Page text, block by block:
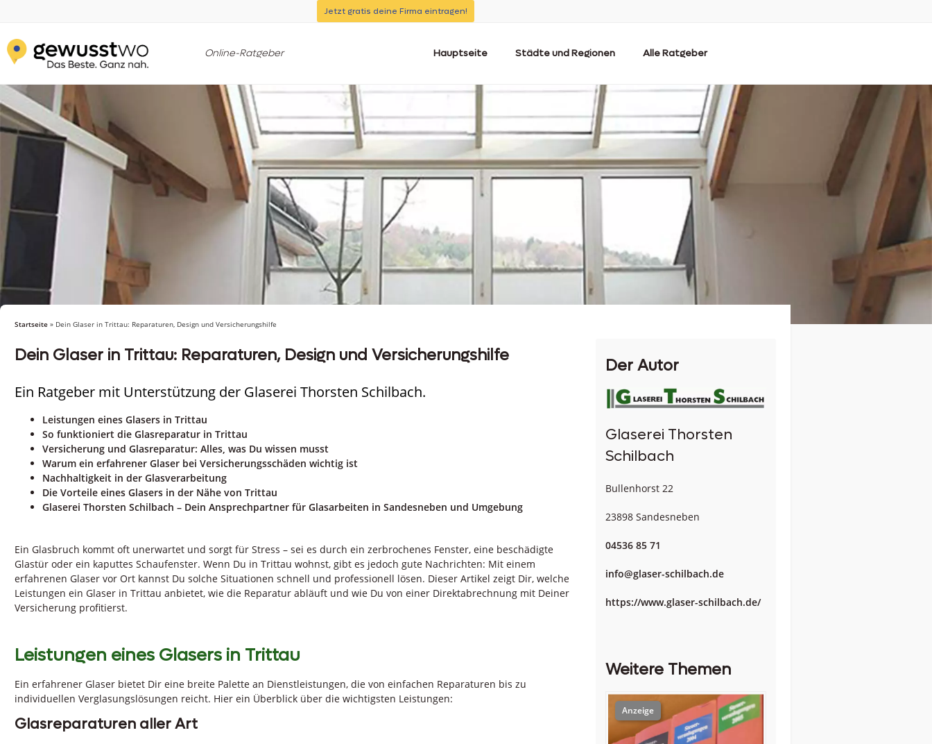
Jetzt gratis deine Firma eintragen!
Online-Ratgeber Hauptseite Städte und Regionen Alle Ratgeber
Startseite » Dein Glaser in Trittau: Reparaturen, Design und Versicherungshilfe
Dein Glaser in Trittau: Reparaturen, Design und Versicherungshilfe
Ein Ratgeber mit Unterstützung der Glaserei Thorsten Schilbach.
Leistungen eines Glasers in Trittau
So funktioniert die Glasreparatur in Trittau
Versicherung und Glasreparatur: Alles, was Du wissen musst
Warum ein erfahrener Glaser bei Versicherungsschäden wichtig ist
Nachhaltigkeit in der Glasverarbeitung
Die Vorteile eines Glasers in der Nähe von Trittau
Glaserei Thorsten Schilbach – Dein Ansprechpartner für Glasarbeiten in Sandesneben und Umgebung
Ein Glasbruch kommt oft unerwartet und sorgt für Stress – sei es durch ein zerbrochenes Fenster, eine beschädigte
Glastür oder ein kaputtes Schaufenster. Wenn Du in Trittau wohnst, gibt es jedoch gute Nachrichten: Mit einem
erfahrenen Glaser vor Ort kannst Du solche Situationen schnell und professionell lösen. Dieser Artikel zeigt Dir, welche
Leistungen ein Glaser in Trittau anbietet, wie die Reparatur abläuft und wie Du von einer Direktabrechnung mit Deiner
Versicherung profitierst.
Leistungen eines Glasers in Trittau
Ein erfahrener Glaser bietet Dir eine breite Palette an Dienstleistungen, die von einfachen Reparaturen bis zu
individuellen Verglasungslösungen reicht. Hier ein Überblick über die wichtigsten Leistungen:
Glasreparaturen aller Art
Der Autor
Glaserei Thorsten
Schilbach
Bullenhorst 22
23898 Sandesneben
04536 85 71
info@glaser-schilbach.de
https://www.glaser-schilbach.de/
Weitere Themen